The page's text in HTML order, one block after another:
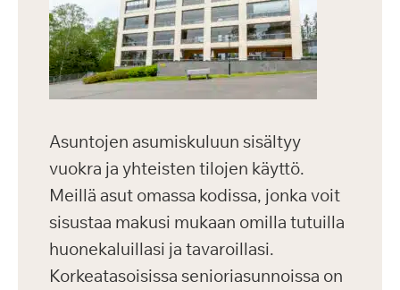
Asuntojen asumiskuluun sisältyy
vuokra ja yhteisten tilojen käyttö.
Meillä asut omassa kodissa, jonka voit
sisustaa makusi mukaan omilla tutuilla
huonekaluillasi ja tavaroillasi.
Korkeatasoisissa senioriasunnoissa on